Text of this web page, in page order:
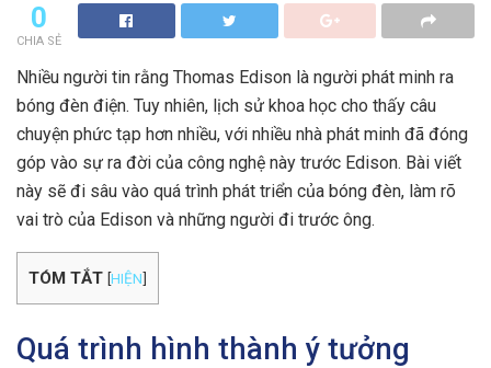
0
CHIA SẺ
Nhiều người tin rằng Thomas Edison là người phát minh ra
bóng đèn điện. Tuy nhiên, lịch sử khoa học cho thấy câu
chuyện phức tạp hơn nhiều, với nhiều nhà phát minh đã đóng
góp vào sự ra đời của công nghệ này trước Edison. Bài viết
này sẽ đi sâu vào quá trình phát triển của bóng đèn, làm rõ
vai trò của Edison và những người đi trước ông.
TÓM TẮT [HIỆN]
Quá trình hình thành ý tưởng